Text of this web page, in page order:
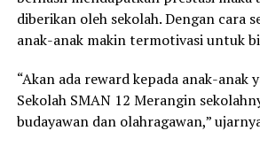
diberikan oleh sekolah. Dengan cara
anak-anak makin termotivasi untuk
“Akan ada reward kepada anak-anak
Sekolah SMAN 12 Merangin
budayawan dan olahragawan,”